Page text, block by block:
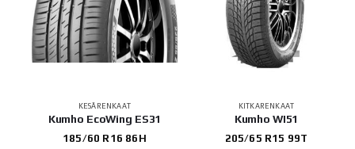
KESÄRENKAAT
Kumho EcoWing ES31
185/60 R16 86H
KITKARENKAAT
Kumho WI51
205/65 R15 99T